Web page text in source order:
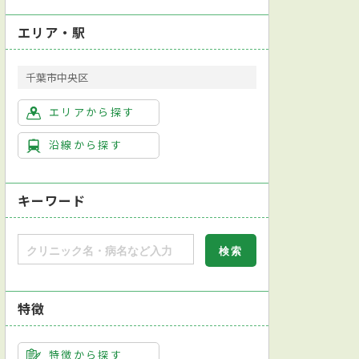
エリア・駅
千葉市中央区
エリアから探す
沿線から探す
キーワード
特徴
特徴から探す